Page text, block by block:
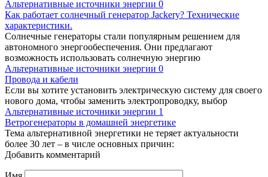
Альтернативные источники энергии 0
Как работает солнечный генератор Jackery? Технические
характеристики.
Солнечные генераторы стали популярным решением для
автономного энергообеспечения. Они предлагают
возможность использовать солнечную энергию
Альтернативные источники энергии 0
Провода и кабели
Если вы хотите установить электрическую систему для своего
нового дома, чтобы заменить электропроводку, выбор
Альтернативные источники энергии 1
Ветрогенераторы в домашней энергетике
Тема альтернативной энергетики не теряет актуальности
более 30 лет – в числе основных причин:
Добавить комментарий